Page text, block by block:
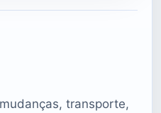
transporte,